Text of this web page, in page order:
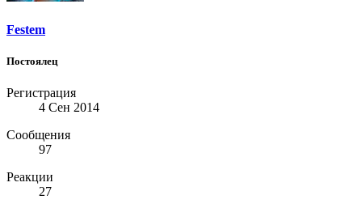
Festem
Постоялец
Регистрация
4 Сен 2014
Сообщения
97
Реакции
27